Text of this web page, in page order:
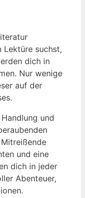
Lektüre suchst,
dich in
Nur wenige
auf der
⁤und
​und eine
dich in jeder⁢
Abenteuer,⁢